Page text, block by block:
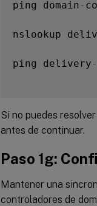
ping domain -
nslookup
ping delivery -
Si no puedes
antes de continuar.
Paso 1g:
Mantener una
controladores de